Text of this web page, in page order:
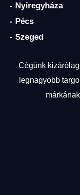
- Nyíregyháza
- Pécs
- Szeged
Cégünk
legnagyobb